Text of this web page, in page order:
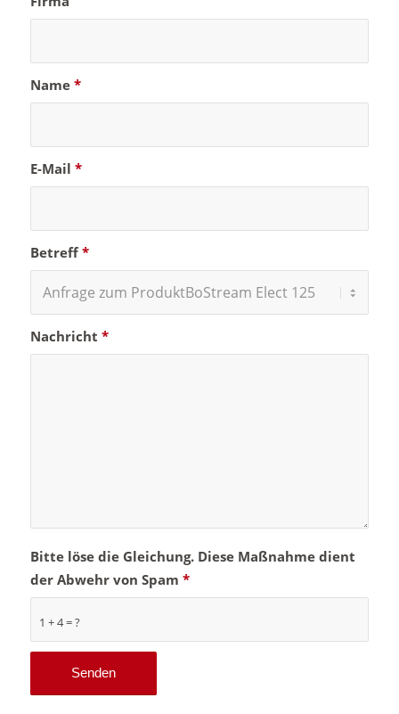
Name *
E-Mail *
Betreff*
Nachricht *
1 + 4 = ?
Bitte löse die Gleichung. Diese Maßnahme dient
der Abwehr von Spam *